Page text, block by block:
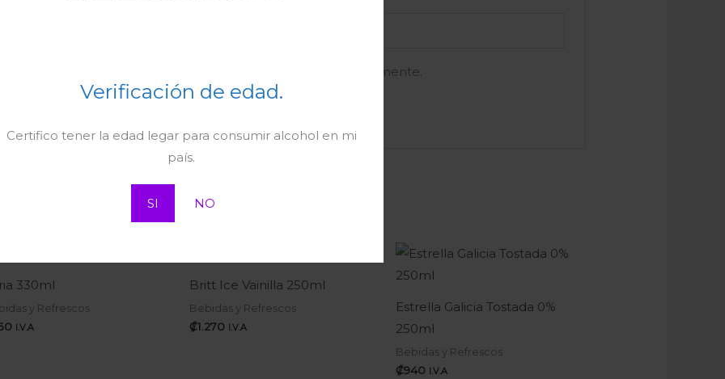
Verificación de edad.
Certifico tener la edad legar para consumir alcohol en mi
país.
SI NO
y web en este navegador para la próxima vez que comente.
330ml
y Refrescos
I.V.A
Britt Ice Vainilla 250ml
Bebidas y Refrescos
₡1.270 I.V.A
Estrella Galicia Tostada 0%
250ml
Bebidas y Refrescos
₡940 I.V.A